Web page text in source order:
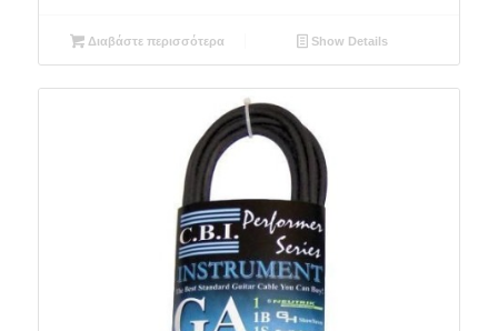
Διαβάστε περισσότερα Show Details